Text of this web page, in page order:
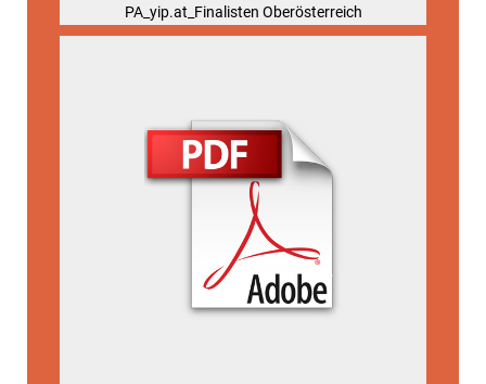
PA_yip.at_Finalisten Oberösterreich